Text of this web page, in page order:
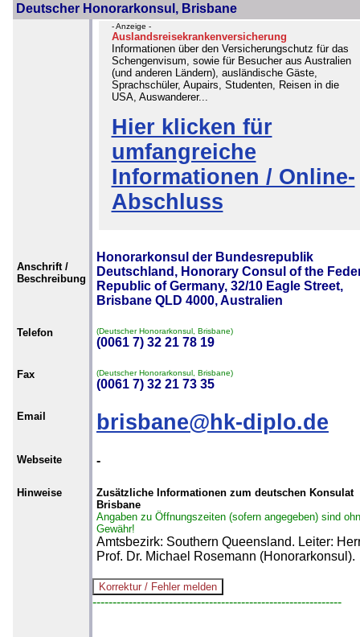
Deutscher Honorarkonsul, Brisbane
- Anzeige -
Auslandsreisekrankenversicherung
Informationen über den Versicherungschutz für das
Schengenvisum, sowie für Besucher aus Australien
(und anderen Ländern), ausländische Gäste,
Sprachschüler, Aupairs, Studenten, Reisen in die
USA, Auswanderer...
Hier klicken für
umfangreiche
Informationen / Online-
Abschluss
Anschrift /
Beschreibung
Honorarkonsul der Bundesrepublik
Deutschland, Honorary Consul of the
Republic of Germany, 32/10 Eagle Street,
Brisbane QLD 4000, Australien
Telefon (Deutscher Honorarkonsul, Brisbane)
(0061 7) 32 21 78 19
Fax (Deutscher Honorarkonsul, Brisbane)
(0061 7) 32 21 73 35
Email brisbane@hk-diplo.de
Webseite -
Hinweise
Zusätzliche Informationen zum deutschen Konsulat
Brisbane
Angaben zu Öffnungszeiten (sofern angegeben) sind
Gewähr!
Amtsbezirk: Southern Queensland. Leiter:
Prof. Dr. Michael Rosemann (Honorarkonsul).
--------------------------------------------------------------